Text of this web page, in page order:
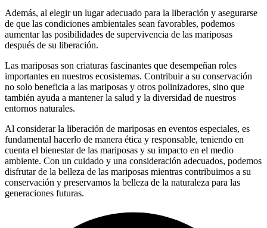
Además, al elegir un lugar adecuado para la liberación y asegurarse
de que las condiciones ambientales sean favorables, podemos
aumentar las posibilidades de supervivencia de las mariposas
después de su liberación.
Las mariposas son criaturas fascinantes que desempeñan roles
importantes en nuestros ecosistemas. Contribuir a su conservación
no solo beneficia a las mariposas y otros polinizadores, sino que
también ayuda a mantener la salud y la diversidad de nuestros
entornos naturales.
Al considerar la liberación de mariposas en eventos especiales, es
fundamental hacerlo de manera ética y responsable, teniendo en
cuenta el bienestar de las mariposas y su impacto en el medio
ambiente. Con un cuidado y una consideración adecuados, podemos
disfrutar de la belleza de las mariposas mientras contribuimos a su
conservación y preservamos la belleza de la naturaleza para las
generaciones futuras.